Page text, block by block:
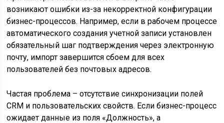
возникают ошибки из-за некорректной конфигурации
бизнес-процессов. Например, если в рабочем процессе
автоматического создания учетной записи установлен
обязательный шаг подтверждения через электронную
почту, импорт завершится сбоем для всех
пользователей без почтовых адресов.
Частая проблема – отсутствие синхронизации полей
CRM и пользовательских свойств. Если бизнес-процесс
ожидает данные из поля «Должность», а